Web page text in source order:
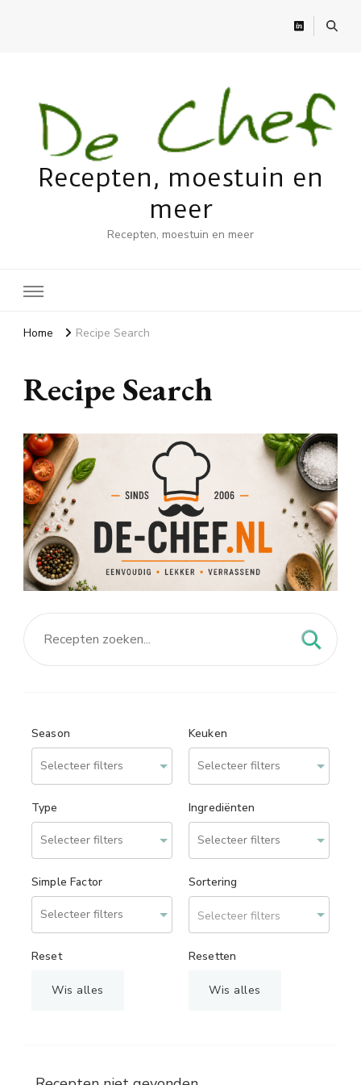
Recepten, moestuin en
meer
Recepten, moestuin en meer
Home Recipe Search
Recipe Search
Season Keuken
Type Ingrediënten
Simple Factor Sortering
Selecteer filters
Reset
Wis alles
Resetten
Wis alles